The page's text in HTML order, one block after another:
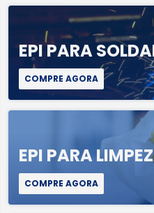
EPI PARA
COMPRE AGORA
EPI PARA
COMPRE AGORA